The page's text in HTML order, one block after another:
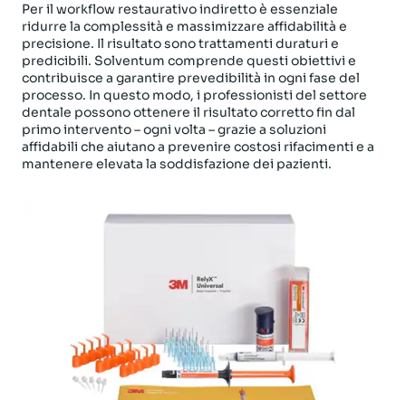
Per il workflow restaurativo indiretto è essenziale
ridurre la complessità e massimizzare affidabilità e
precisione. Il risultato sono trattamenti duraturi e
predicibili. Solventum comprende questi obiettivi e
contribuisce a garantire prevedibilità in ogni fase del
processo. In questo modo, i professionisti del settore
dentale possono ottenere il risultato corretto fin dal
primo intervento – ogni volta – grazie a soluzioni
affidabili che aiutano a prevenire costosi rifacimenti e a
mantenere elevata la soddisfazione dei pazienti.